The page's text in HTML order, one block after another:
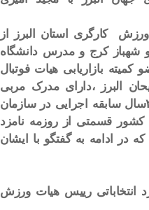
ورزش کارگری استان البرز از
و شهباز کرج و مدرس دانشگاه
بازاریابی هیات فوتبال
البرز ،دارای مدرک مربی
گری استعدایابی و سی فوتبال و ۲۳سال سابقه اجرایی در سازمان
قسمتی از روزمه نامزد
در ادامه به گفتگو با ایشان
انتخاباتی رییس هیات ورزش